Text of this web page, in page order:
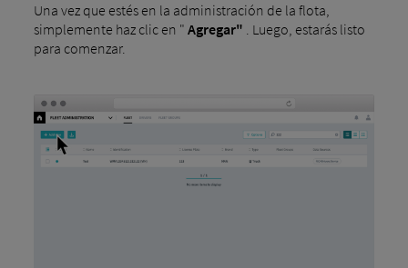
Una vez que estés en la administración de la flota,
simplemente haz clic en " Agregar" . Luego, estarás listo
para comenzar.